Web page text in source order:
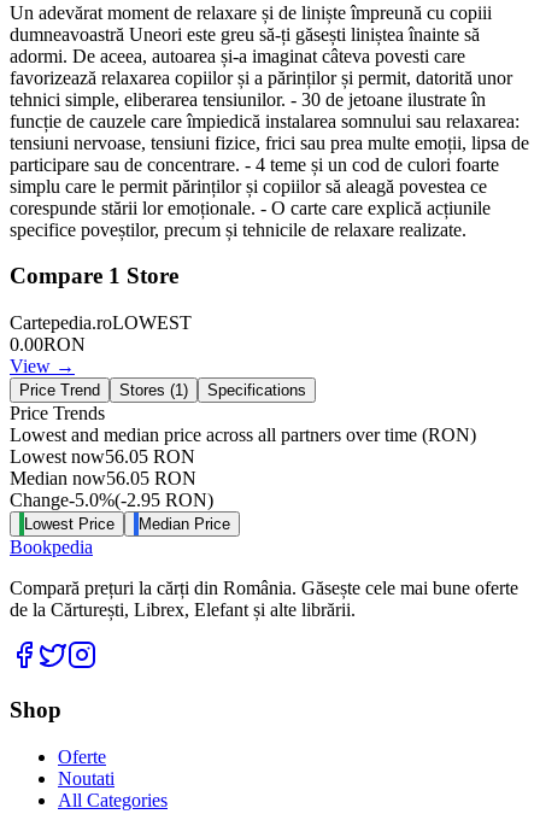
Un adevărat moment de relaxare și de liniște împreună cu copiii
dumneavoastră Uneori este greu să-ți găsești liniștea înainte să
adormi. De aceea, autoarea și-a imaginat câteva povesti care
favorizează relaxarea copiilor și a părinților și permit, datorită unor
tehnici simple, eliberarea tensiunilor. - 30 de jetoane ilustrate în
funcție de cauzele care împiedică instalarea somnului sau relaxarea:
tensiuni nervoase, tensiuni fizice, frici sau prea multe emoții, lipsa de
participare sau de concentrare. - 4 teme și un cod de culori foarte
simplu care le permit părinților și copiilor să aleagă povestea ce
corespunde stării lor emoționale. - O carte care explică acțiunile
specifice poveștilor, precum și tehnicile de relaxare realizate.
Compare 1 Store
Cartepedia.roLOWEST
0.00RON
View →
Price Trend Stores (1) Specifications
Price Trends
Lowest and median price across all partners over time (RON)
Lowest now56.05 RON
Median now56.05 RON
Change-5.0%(-2.95 RON)
Lowest Price Median Price
Bookpedia
Compară prețuri la cărți din România. Găsește cele mai bune oferte
de la Cărturești, Librex, Elefant și alte librării.
Facebook
Twitter
Shop
Oferte
Noutati
All Categories